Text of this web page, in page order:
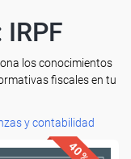
los conocimientos
fiscales en tu
y contabilidad